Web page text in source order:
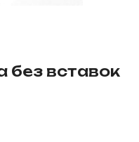
без вставок